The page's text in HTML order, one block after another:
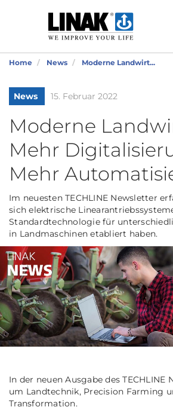
Home News Moderne Landwirt...
News 15. Februar 2022
Moderne
Mehr
Mehr
Im neuesten TECHLINE Newsletter
sich elektrische
Standardtechnologie für
in Landmaschinen etabliert haben.
In der neuen Ausgabe des TECHLINE
um Landtechnik, Precision Farming
Transformation.